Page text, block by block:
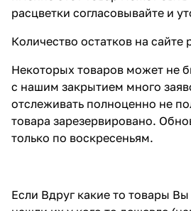
расцветки согласовывайте и
Количество остатков на сайте
Некоторых товаров может не
с нашим закрытием много
отслеживать полноценно не
товара зарезервировано.
только по воскресеньям.
Если Вдруг какие то товары Вы